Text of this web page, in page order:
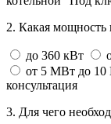
2. Какая мощность
до 360 кВт
от 5 МВт до
консультация
3. Для чего